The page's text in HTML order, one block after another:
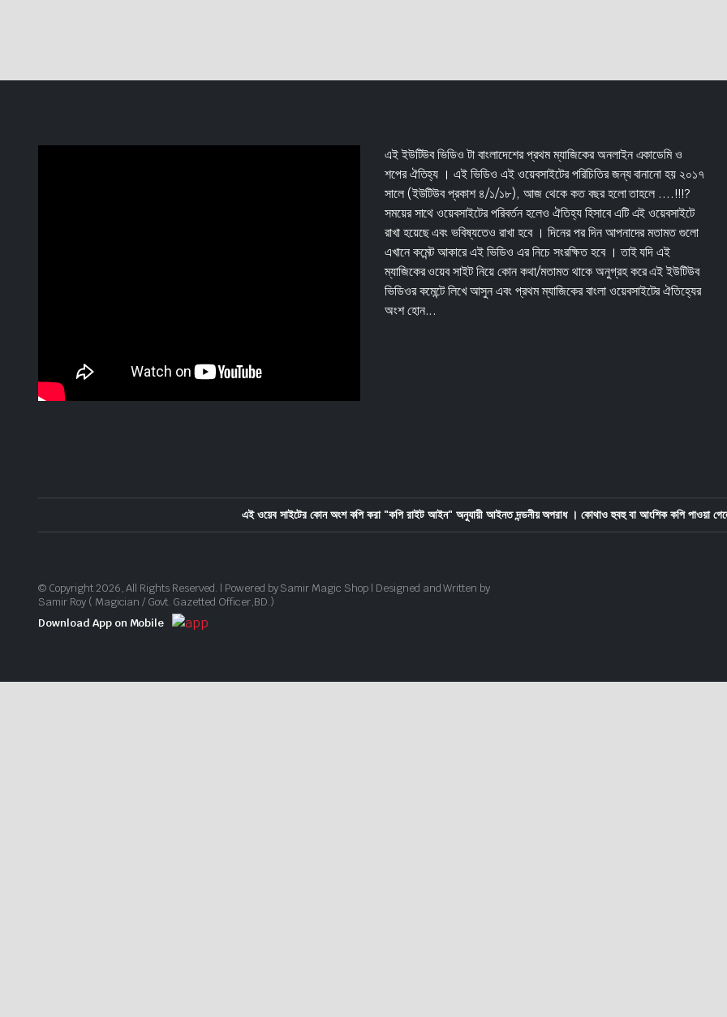
এই ইউটিউব ভিডিও টা বাংলাদেশের প্রথম ম্যাজিকের অনলাইন একাডেমি ও
শপের ঐতিহ্য । এই ভিডিও এই ওয়েবসাইটের পরিচিতির জন্য বানানো হয় ২০১৭
সালে (ইউটিউব প্রকাশ ৪/১/১৮), আজ থেকে কত বছর হলো তাহলে ....!!!?
সময়ের সাথে ওয়েবসাইটের পরিবর্তন হলেও ঐতিহ্য হিসাবে এটি এই ওয়েবসাইটে
রাখা হয়েছে এবং ভবিষ্যতেও রাখা হবে । দিনের পর দিন আপনাদের মতামত গুলো
এখানে কমেন্ট আকারে এই ভিডিও এর নিচে সংরক্ষিত হবে । তাই যদি এই
ম্যাজিকের ওয়েব সাইট নিয়ে কোন কথা/মতামত থাকে অনুগ্রহ করে এই ইউটিউব
ভিডিওর কমেন্টে লিখে আসুন এবং প্রথম ম্যাজিকের বাংলা ওয়েবসাইটের ঐতিহ্যের
অংশ হোন...
এই ওয়েব সাইটের কোন অংশ কপি করা "কপি রাইট আইন" অনুযায়ী আইনত দন্ডনীয় অপরাধ । কোথাও হুবহু বা আংশিক কপি পাওয়া
© Copyright 2026, All Rights Reserved. | Powered by Samir Magic Shop | Designed and Written by
Samir Roy ( Magician / Govt. Gazetted Officer,BD.)
Download App on Mobile